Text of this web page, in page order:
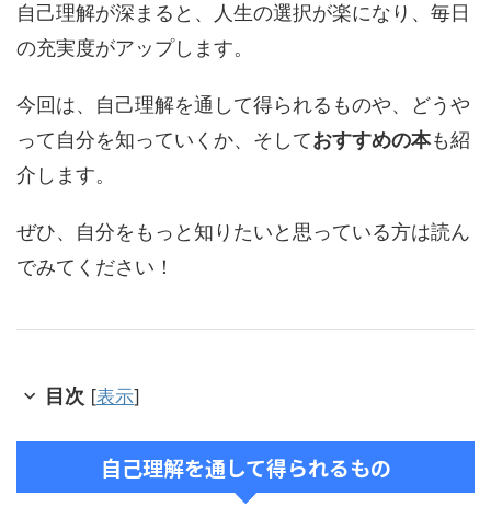
自己理解が深まると、人生の選択が楽になり、毎日
の充実度がアップします。
今回は、自己理解を通して得られるものや、どうや
って自分を知っていくか、そしておすすめの本も紹
介します。
ぜひ、自分をもっと知りたいと思っている方は読ん
でみてください！
目次 [表示]
自己理解を通して得られるもの